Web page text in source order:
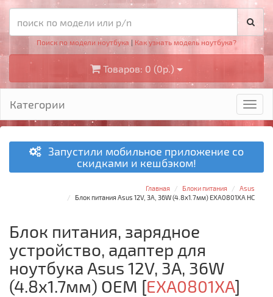
Поиск по модели ноутбука | Как узнать модель ноутбука?
Товаров: 0 (0р.)
Категории
Запустили мобильное приложение со
скидками и кешбэком!
Главная Блоки питания
Asus
Блок питания Asus 12V, 3A, 36W (4.8x1.7мм) EXA0801XA HC
Блок питания, зарядное
устройство, адаптер для
ноутбука Asus 12V, 3A, 36W
(4.8x1.7мм) OEM [EXA0801XA]